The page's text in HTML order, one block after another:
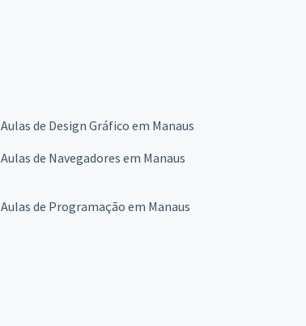
Aulas de Design Gráfico em Manaus
Aulas de Navegadores em Manaus
Aulas de Programação em Manaus